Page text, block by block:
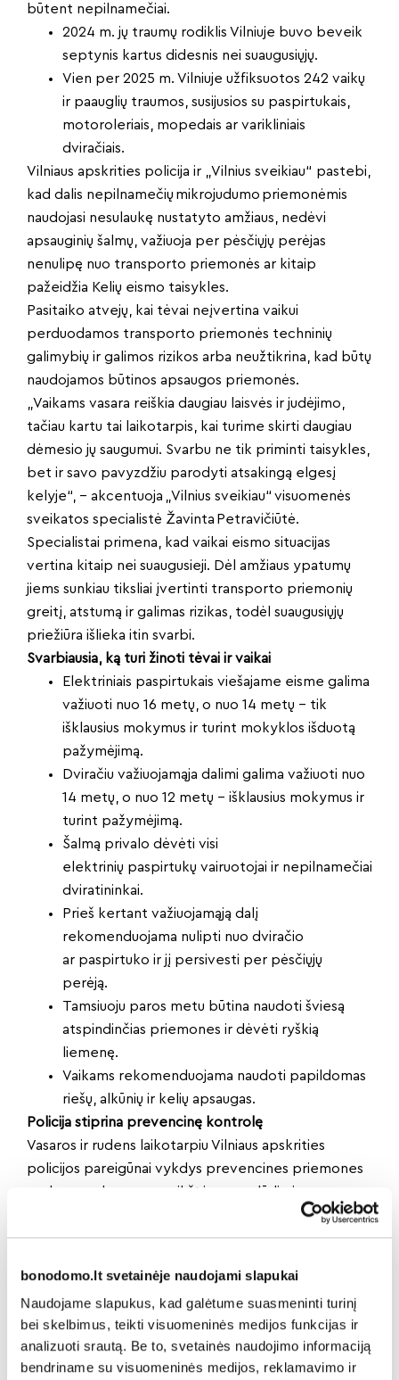
bonodomo.lt svetainėje naudojami slapukai
Naudojame slapukus, kad galėtume suasmeninti turinį
bei skelbimus, teikti visuomeninės medijos funkcijas ir
analizuoti srautą. Be to, svetainės naudojimo informaciją
bendriname su visuomeninės medijos, reklamavimo ir
būtent nepilnamečiai.
2024 m. jų traumų rodiklis Vilniuje buvo beveik
septynis kartus didesnis nei suaugusiųjų.
Vien per 2025 m. Vilniuje užfiksuotos 242 vaikų
ir paauglių traumos, susijusios su paspirtukais,
motoroleriais, mopedais ar varikliniais
dviračiais.
Vilniaus apskrities policija ir „Vilnius sveikiau“ pastebi,
kad dalis nepilnamečių mikrojudumo priemonėmis
naudojasi nesulaukę nustatyto amžiaus, nedėvi
apsauginių šalmų, važiuoja per pėsčiųjų perėjas
nenulipę nuo transporto priemonės ar kitaip
pažeidžia Kelių eismo taisykles.
Pasitaiko atvejų, kai tėvai neįvertina vaikui
perduodamos transporto priemonės techninių
galimybių ir galimos rizikos arba neužtikrina, kad būtų
naudojamos būtinos apsaugos priemonės.
„Vaikams vasara reiškia daugiau laisvės ir judėjimo,
tačiau kartu tai laikotarpis, kai turime skirti daugiau
dėmesio jų saugumui. Svarbu ne tik priminti taisykles,
bet ir savo pavyzdžiu parodyti atsakingą elgesį
kelyje“, – akcentuoja „Vilnius sveikiau“ visuomenės
sveikatos specialistė Žavinta Petravičiūtė.
Specialistai primena, kad vaikai eismo situacijas
vertina kitaip nei suaugusieji. Dėl amžiaus ypatumų
jiems sunkiau tiksliai įvertinti transporto priemonių
greitį, atstumą ir galimas rizikas, todėl suaugusiųjų
priežiūra išlieka itin svarbi.
Svarbiausia, ką turi žinoti tėvai ir vaikai
Elektriniais paspirtukais viešajame eisme galima
važiuoti nuo 16 metų, o nuo 14 metų – tik
išklausius mokymus ir turint mokyklos išduotą
pažymėjimą.
Dviračiu važiuojamąja dalimi galima važiuoti nuo
14 metų, o nuo 12 metų – išklausius mokymus ir
turint pažymėjimą.
Šalmą privalo dėvėti visi
elektrinių paspirtukų vairuotojai ir nepilnamečiai
dviratininkai.
Prieš kertant važiuojamąją dalį
rekomenduojama nulipti nuo dviračio
ar paspirtuko ir jį persivesti per pėsčiųjų
perėją.
Tamsiuoju paros metu būtina naudoti šviesą
atspindinčias priemones ir dėvėti ryškią
liemenę.
Vaikams rekomenduojama naudoti papildomas
riešų, alkūnių ir kelių apsaugas.
Policija stiprina prevencinę kontrolę
Vasaros ir rudens laikotarpiu Vilniaus apskrities
policijos pareigūnai vykdys prevencines priemones
parkuose, skveruose, aikštėse, paplūdimiuose,
riedlenčių parkuose ir kitose vietose, kuriose
fiksuojamas intensyvus dviračių bei
Pareigūnai ypatingą dėmesį skirs nepilnamečių
daromiems Kelių eismo taisyklių pažeidimams.
Nustačius pažeidimus, apie juos bus informuojami
nepilnamečių tėvai ar globėjai, o teisės aktuose
numatytais atvejais bus taikomos ir kitos